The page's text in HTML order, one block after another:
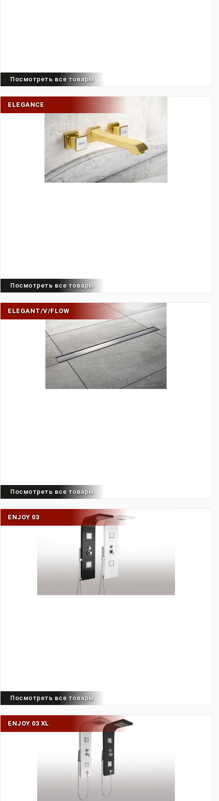
Посмотреть все товары
ELEGANCE
Посмотреть все товары
ELEGANT/V/FLOW
Посмотреть все товары
ENJOY 03
Посмотреть все товары
ENJOY 03 XL